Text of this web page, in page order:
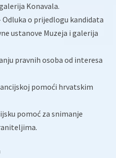
Konavala.
Odluka o prijedlogu kandidata
ustanove Muzeja i galerija
pravnih osoba od interesa
pomoći hrvatskim
pomoć za snimanje